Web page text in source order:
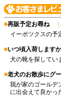
■再販予定お尋ね
イーポツクスの予
■いつ頃入荷しますか
犬の靴を探してい
■老犬のお散歩にグ
我が家のゴールデ
に出会えて良かっ